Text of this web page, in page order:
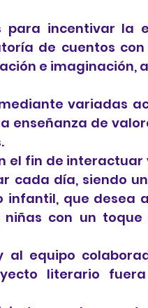
para incentivar la
de cuentos
e imaginación,
variadas
enseñanza de
el fin de interactuar
cada día, siendo
que desea
con un toque
al equipo
literario